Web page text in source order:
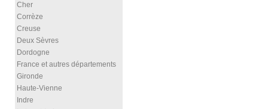
Cher
Corrèze
Creuse
Deux Sèvres
Dordogne
France et autres départements
Gironde
Haute-Vienne
Indre